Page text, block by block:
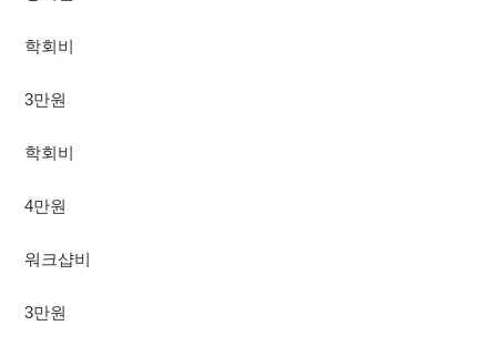
학회비
3만원
학회비
4만원
워크샵비
3만원